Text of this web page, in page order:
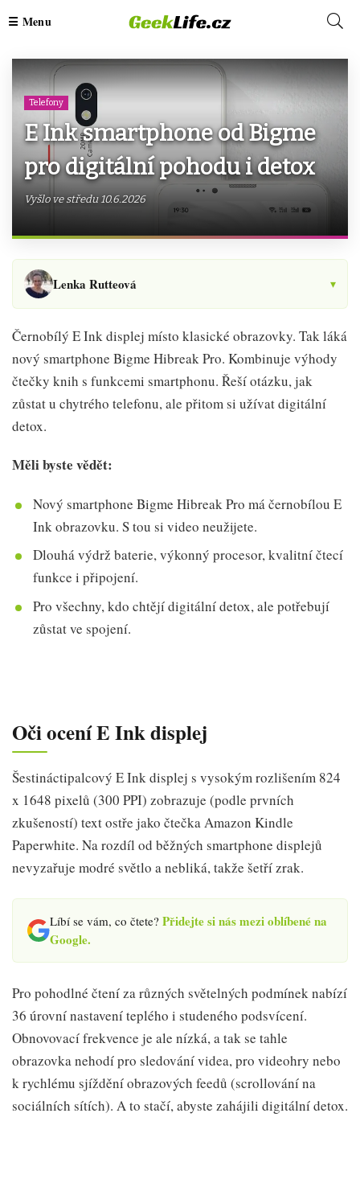
Telefony
E Ink smartphone od Bigme
pro digitální pohodu i detox
Vyšlo ve středu 10.6.2026
Lenka Rutteová ▾
Černobílý E Ink displej místo klasické obrazovky. Tak láká
nový smartphone Bigme Hibreak Pro. Kombinuje výhody
čtečky knih s funkcemi smartphonu. Řeší otázku, jak
zůstat u chytrého telefonu, ale přitom si užívat digitální
detox.
Měli byste vědět:
Nový smartphone Bigme Hibreak Pro má černobílou E
Ink obrazovku. S tou si video neužijete.
Dlouhá výdrž baterie, výkonný procesor, kvalitní čtecí
funkce i připojení.
Pro všechny, kdo chtějí digitální detox, ale potřebují
zůstat ve spojení.
Oči ocení E Ink displej
Šestináctipalcový E Ink displej s vysokým rozlišením 824
x 1648 pixelů (300 PPI) zobrazuje (podle prvních
zkušeností) text ostře jako čtečka Amazon Kindle
Paperwhite. Na rozdíl od běžných smartphone displejů
nevyzařuje modré světlo a nebliká, takže šetří zrak.
Líbí se vám, co čtete? Přidejte si nás mezi oblíbené na
Google.
Pro pohodlné čtení za různých světelných podmínek nabízí
36 úrovní nastavení teplého i studeného podsvícení.
Obnovovací frekvence je ale nízká, a tak se tahle
obrazovka nehodí pro sledování videa, pro videohry nebo
k rychlému sjíždění obrazových feedů (scrollování na
sociálních sítích). A to stačí, abyste zahájili digitální detox.